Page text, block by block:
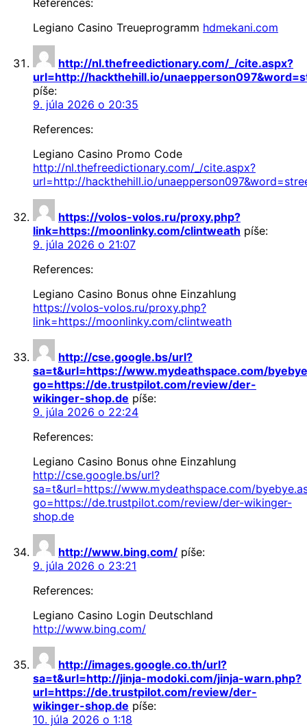
Legiano Casino Treueprogramm hdmekani.com
http://nl.thefreedictionary.com/_/cite.aspx?
url=http://hackthehill.io/
píše:
9. júla 2026 o 20:35
References:
Legiano Casino Promo Code
http://nl.thefreedictionary.com/_/cite.aspx?
url=http://hackthehill.io/
https://volos-volos.ru/proxy.php?
link=https://moonlinky.com/clintweath píše:
9. júla 2026 o 21:07
References:
Legiano Casino Bonus ohne Einzahlung
https://volos-volos.ru/proxy.php?
link=https://moonlinky.com/clintweath
http://cse.google.bs/url?
sa=t&url=https://www.mydeathspace.com/
go=https://de.trustpilot.com/review/der-
wikinger-shop.de píše:
9. júla 2026 o 22:24
References:
Legiano Casino Bonus ohne Einzahlung
http://cse.google.bs/url?
sa=t&url=https://www.mydeathspace.com/
go=https://de.trustpilot.com/review/der-wikinger-
shop.de
http://www.bing.com/ píše:
9. júla 2026 o 23:21
References:
Legiano Casino Login Deutschland
http://www.bing.com/
http://images.google.co.th/url?
sa=t&url=http://jinja-modoki.com/jinja-warn.php?
url=https://de.trustpilot.com/review/der-
wikinger-shop.de píše:
10. júla 2026 o 1:18